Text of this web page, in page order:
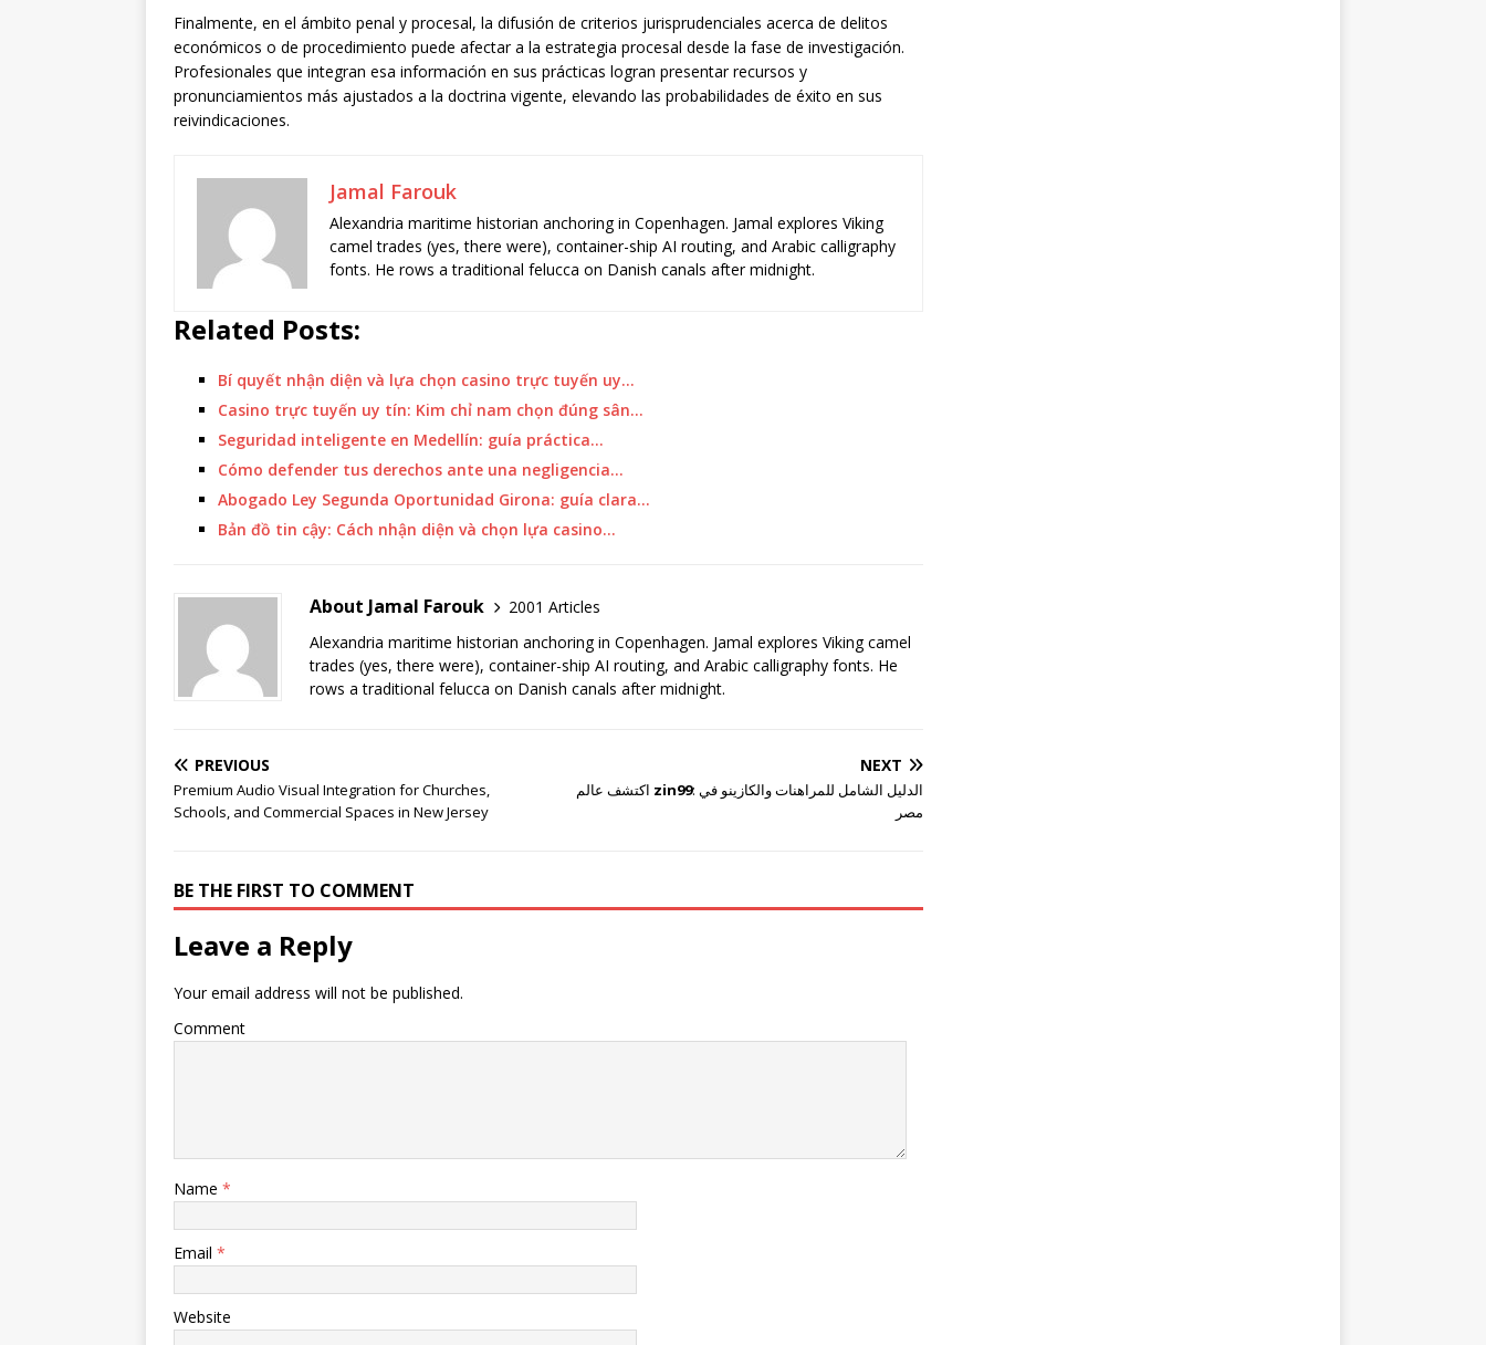
Finalmente, en el ámbito penal y procesal, la difusión de criterios jurisprudenciales acerca de delitos
económicos o de procedimiento puede afectar a la estrategia procesal desde la fase de investigación.
Profesionales que integran esa información en sus prácticas logran presentar recursos y
pronunciamientos más ajustados a la doctrina vigente, elevando las probabilidades de éxito en sus
reivindicaciones.
Jamal Farouk
Alexandria maritime historian anchoring in Copenhagen. Jamal explores Viking
camel trades (yes, there were), container-ship AI routing, and Arabic calligraphy
fonts. He rows a traditional felucca on Danish canals after midnight.
Related Posts:
Bí quyết nhận diện và lựa chọn casino trực tuyến uy…
Casino trực tuyến uy tín: Kim chỉ nam chọn đúng sân…
Seguridad inteligente en Medellín: guía práctica…
Cómo defender tus derechos ante una negligencia…
Abogado Ley Segunda Oportunidad Girona: guía clara…
Bản đồ tin cậy: Cách nhận diện và chọn lựa casino…
About Jamal Farouk
2001 Articles
Alexandria maritime historian anchoring in Copenhagen. Jamal explores Viking camel
trades (yes, there were), container-ship AI routing, and Arabic calligraphy fonts. He
rows a traditional felucca on Danish canals after midnight.
PREVIOUS
Premium Audio Visual Integration for Churches,
Schools, and Commercial Spaces in New Jersey
NEXT
zin99: الدليل الشامل للمراهنات والكازينو في
مصر
BE THE FIRST TO COMMENT
Leave a Reply
Your email address will not be published.
Comment
Name *
Email *
Website